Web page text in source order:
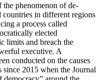
phenomenon of de-
countries in different regions
a process called
elected
limits and breach the
executive. A
conducted on the causes
since 2015 when the Journal